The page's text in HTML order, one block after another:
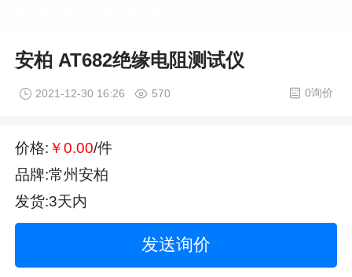
安柏 AT682绝缘电阻测试仪
2021-12-30 16:26 570 0询价
价格: ￥0.00/件
品牌:常州安柏
发货:3天内
发送询价